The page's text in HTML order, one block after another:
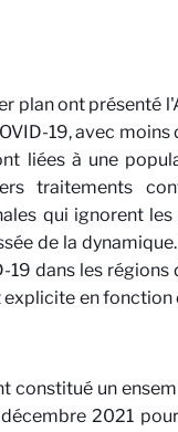
plan ont présenté
19, avec
liées à une
traitements
qui ignorent
de la
19 dans les
explicite en
constitué un
2021